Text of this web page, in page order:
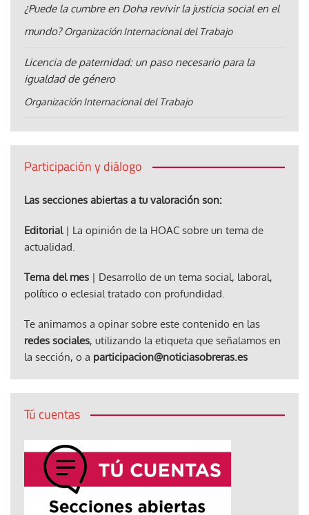
¿Puede la cumbre en Doha revivir la justicia social en el
mundo? Organización Internacional del Trabajo
Licencia de paternidad: un paso necesario para la
igualdad de género
Organización Internacional del Trabajo
Participación y diálogo
Las secciones abiertas a tu valoración son:
Editorial| La opinión de la HOAC sobre un tema de
actualidad.
Tema del mes | Desarrollo de un tema social, laboral,
político o eclesial tratado con profundidad.
Te animamos a opinar sobre este contenido en las
redes sociales, utilizando la etiqueta que señalamos en
la sección, o a participacion@noticiasobreras.es
Tú cuentas